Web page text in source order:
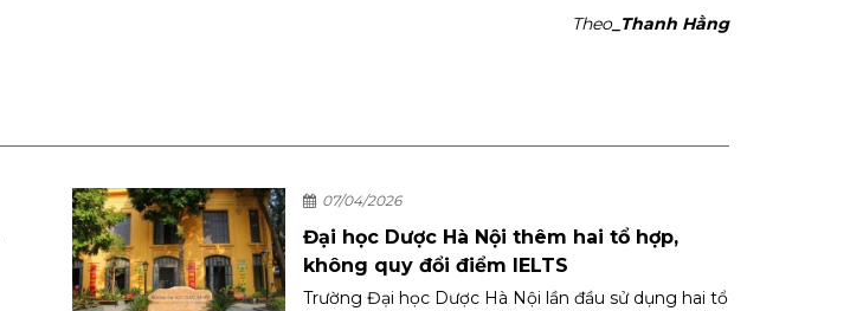
Theo_Thanh Hằng
07/04/2026
Đại học Dược Hà Nội thêm hai tổ hợp,
không quy đổi điểm IELTS
Trường Đại học Dược Hà Nội lần đầu sử dụng hai tổ